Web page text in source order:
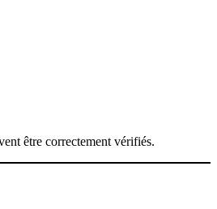
être correctement vérifiés.